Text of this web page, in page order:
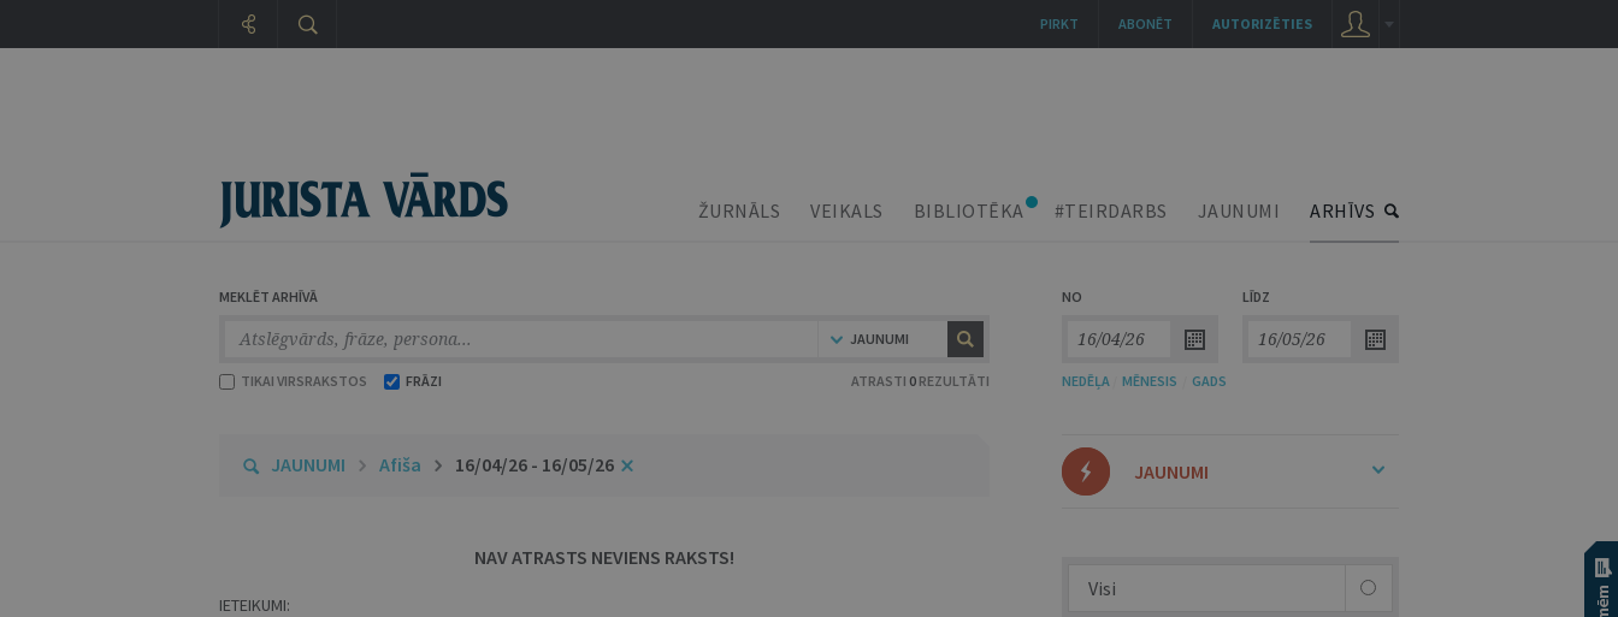
ŽURNĀLS VEIKALS BIBLIOTĒKA #TEIRDARBS JAUNUMI ARHĪVS
MEKLĒT ARHĪVĀ
JAUNUMI
TIKAI VIRSRAKSTOS FRĀZI ATRASTI 0 REZULTĀTI
NO LĪDZ
NEDĒĻA MĒNESIS GADS
JAUNUMI Afiša 16/04/26 - 16/05/26
NAV ATRASTS NEVIENS RAKSTS!
IETEIKUMI:
JAUNUMI
Visi
AUTORIZĒTIES
ABONĒT
PIRKT